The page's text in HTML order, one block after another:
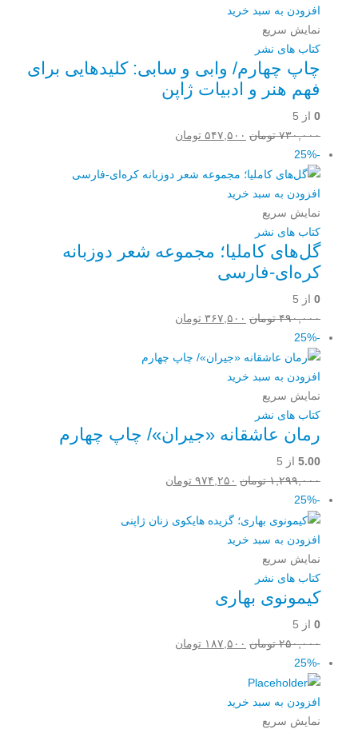
افزودن به سبد خرید
نمایش سریع
کتاب های نشر
چاپ چهارم/ وابی و سابی: کلیدهایی برای
فهم هنر و ادبیات ژاپن
0 از 5
۷۳۰,۰۰۰ تومان قیمت
۷۳۰,۰۰۰ تومان
بود.
۵۴۷,۵۰۰ تومان
۵۴۷,۵۰۰ تومان.
-25%
افزودن به سبد خرید
نمایش سریع
کتاب های نشر
گل‌های کاملیا؛ مجموعه شعر دوزبانه
کره‌ای-فارسی
0 از 5
۴۹۰,۰۰۰ تومان قیمت
۴۹۰,۰۰۰ تومان
بود.
۳۶۷,۵۰۰ تومان
۳۶۷,۵۰۰ تومان.
-25%
افزودن به سبد خرید
نمایش سریع
کتاب های نشر
رمان عاشقانه «جیران»/ چاپ چهارم
5.00 از 5
۱,۲۹۹,۰۰۰ تومان قیمت
۱,۲۹۹,۰۰۰ تومان
بود.
۹۷۴,۲۵۰ تومان
۹۷۴,۲۵۰ تومان.
-25%
افزودن به سبد خرید
نمایش سریع
کتاب های نشر
کیمونوی بهاری
0 از 5
۲۵۰,۰۰۰ تومان قیمت
بود.
۱۸۷,۵۰۰ تومان
-25%
افزودن به سبد خرید
نمایش سریع